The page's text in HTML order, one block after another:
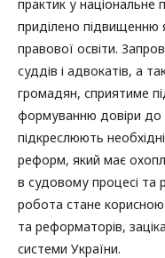
практик у національне
приділено підвищенню
правової освіти.
суддів і адвокатів, а
громадян, сприятиме
формуванню довіри до
підкреслюють
реформ, який має
в судовому процесі та
робота стане корисною
та реформаторів,
системи України.